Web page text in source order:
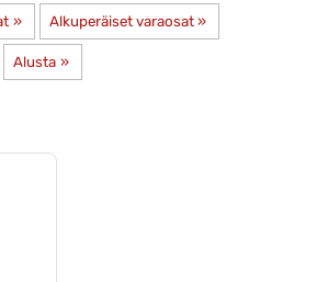
‪» Alkuperäiset varaosat ‪»
Alusta ‪»